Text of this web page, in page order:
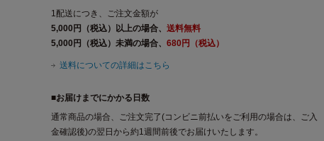
1配送につき、ご注文金額が
5,000円（税込）以上の場合、 送料無料
5,000円（税込）未満の場合、 680円（税込）
送料についての詳細はこちら
■お届けまでにかかる日数
通常商品の場合、ご注文完了(コンビニ前払いをご利用の場合は、ご入
金確認後)の翌日から約1週間前後でお届けいたします。